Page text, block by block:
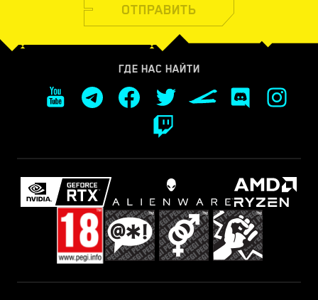
ОТПРАВИТЬ
ГДЕ НАС НАЙТИ